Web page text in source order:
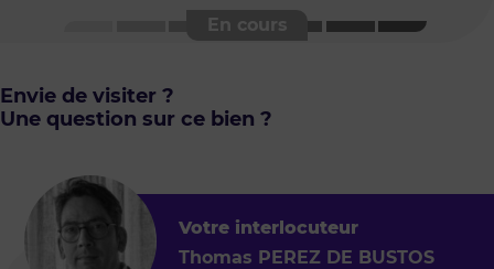
Envie de visiter ?
Une question sur ce bien ?
Votre interlocuteur
Thomas PEREZ DE BUSTOS